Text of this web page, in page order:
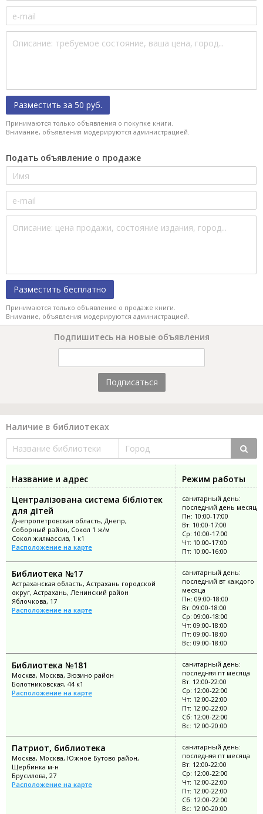
Разместить за 50 руб.
Принимаются только объявления о покупке книги.
Внимание, объявления модерируются администрацией.
Подать объявление о продаже
Разместить бесплатно
Принимаются только объявление о продаже книги.
Внимание, объявления модерируются администрацией.
Подпишитесь на новые объявления
Подписаться
Наличие в библиотеках
Название и адрес
Режим работы
Централізована система бібліотек
для дітей
Днепропетровская область, Днепр,
Соборный район, Сокол 1 ж/м
Сокол жилмассив, 1 к1
Расположение на карте
санитарный день:
последний день месяца
Пн: 10:00-17:00
Вт: 10:00-17:00
Ср: 10:00-17:00
Чт: 10:00-17:00
Пт: 10:00-16:00
Библиотека №17
Астраханская область, Астрахань городской
округ, Астрахань, Ленинский район
Яблочкова, 17
Расположение на карте
санитарный день:
последний вт каждого
месяца
Пн: 09:00-18:00
Вт: 09:00-18:00
Ср: 09:00-18:00
Чт: 09:00-18:00
Пт: 09:00-18:00
Вс: 09:00-18:00
Библиотека №181
Москва, Москва, Зюзино район
Болотниковская, 44 к1
Расположение на карте
санитарный день:
последняя пт месяца
Вт: 12:00-22:00
Ср: 12:00-22:00
Чт: 12:00-22:00
Пт: 12:00-22:00
Сб: 12:00-22:00
Вс: 12:00-20:00
Патриот, библиотека
Москва, Москва, Южное Бутово район,
Щербинка м-н
Брусилова, 27
Расположение на карте
санитарный день:
последняя пт месяца
Вт: 12:00-22:00
Ср: 12:00-22:00
Чт: 12:00-22:00
Пт: 12:00-22:00
Сб: 12:00-22:00
Вс: 12:00-20:00